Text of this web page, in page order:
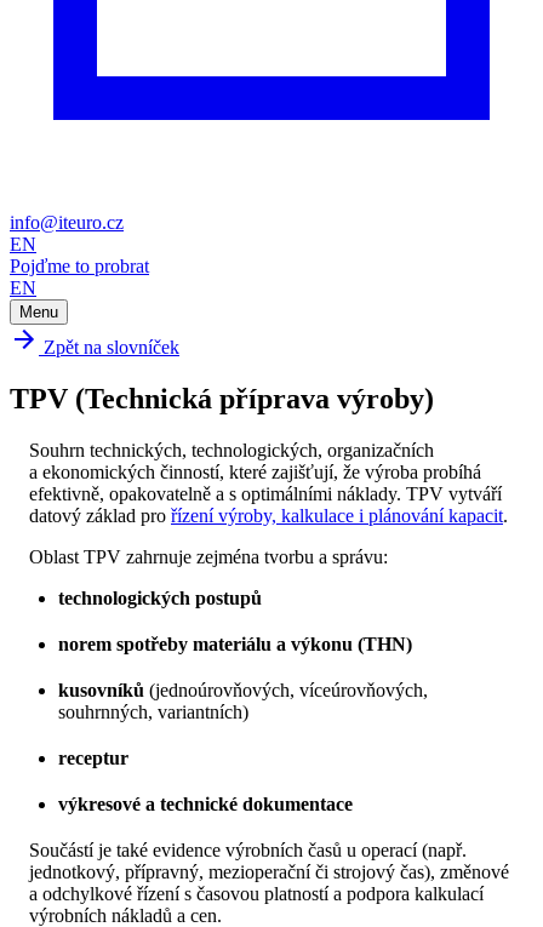
info@iteuro.cz
EN
Pojďme to probrat
EN
Menu
Zpět na slovníček
TPV (Technická příprava výroby)
Souhrn technických, technologických, organizačních
a ekonomických činností, které zajišťují, že výroba probíhá
efektivně, opakovatelně a s optimálními náklady. TPV vytváří
datový základ pro řízení výroby, kalkulace i plánování kapacit.
Oblast TPV zahrnuje zejména tvorbu a správu:
technologických postupů
norem spotřeby materiálu a výkonu (THN)
kusovníků (jednoúrovňových, víceúrovňových,
souhrnných, variantních)
receptur
výkresové a technické dokumentace
Součástí je také evidence výrobních časů u operací (např.
jednotkový, přípravný, mezioperační či strojový čas), změnové
a odchylkové řízení s časovou platností a podpora kalkulací
výrobních nákladů a cen.